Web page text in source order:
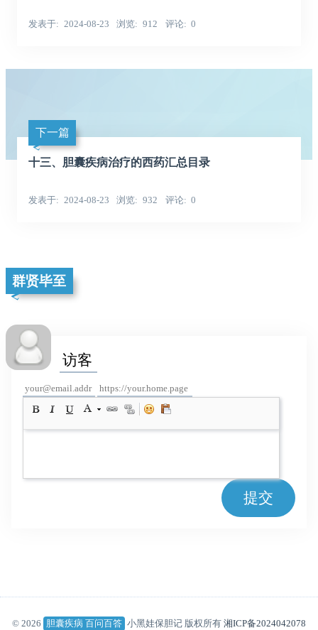
发表于 2024-08-23 浏览 912 评论 0
下一篇
十三、胆囊疾病治疗的西药汇总目录
发表于 2024-08-23 浏览 932 评论 0
群贤毕至
提交
© 2026 胆囊疾病 百问百答 小黑娃保胆记 版权所有 湘ICP备2024042078